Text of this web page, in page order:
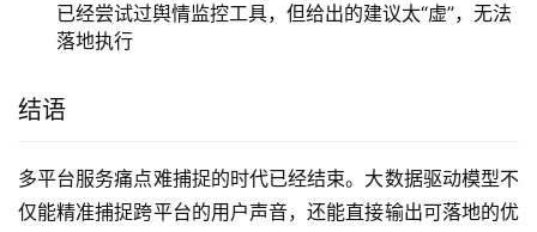
已经尝试过舆情监控工具，但给出的建议太“虚”，无法
落地执行
结语
多平台服务痛点难捕捉的时代已经结束。大数据驱动模型不
仅能精准捕捉跨平台的用户声音，还能直接输出可落地的优